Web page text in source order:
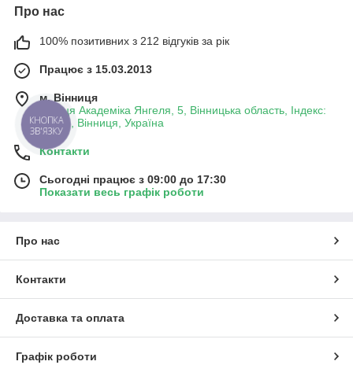
Про нас
100% позитивних з 212 відгуків за рік
Працює з 15.03.2013
м. Вінниця
вулиця Академіка Янгеля, 5, Вінницька область, Індекс:
21001, Вінниця, Україна
Контакти
Сьогодні працює з 09:00 до 17:30
Показати весь графік роботи
Про нас
Контакти
Доставка та оплата
Графік роботи
КНОПКА
ЗВ'ЯЗКУ